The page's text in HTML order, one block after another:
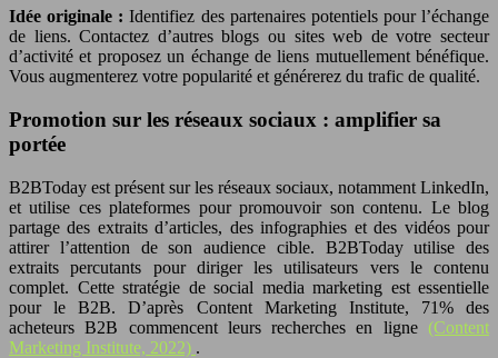
Idée originale :Identifiez des partenaires potentiels pour l’échange
de liens. Contactez d’autres blogs ou sites web de votre secteur
d’activité et proposez un échange de liens mutuellement bénéfique.
Vous augmenterez votre popularité et générerez du trafic de qualité.
Promotion sur les réseaux sociaux : amplifier sa
portée
B2BToday est présent sur les réseaux sociaux, notamment LinkedIn,
et utilise ces plateformes pour promouvoir son contenu. Le blog
partage des extraits d’articles, des infographies et des vidéos pour
attirer l’attention de son audience cible. B2BToday utilise des
extraits percutants pour diriger les utilisateurs vers le contenu
complet. Cette stratégie de social media marketing est essentielle
pour le B2B. D’après Content Marketing Institute, 71% des
acheteurs B2B commencent leurs recherches en ligne (Content
Marketing Institute, 2022) .